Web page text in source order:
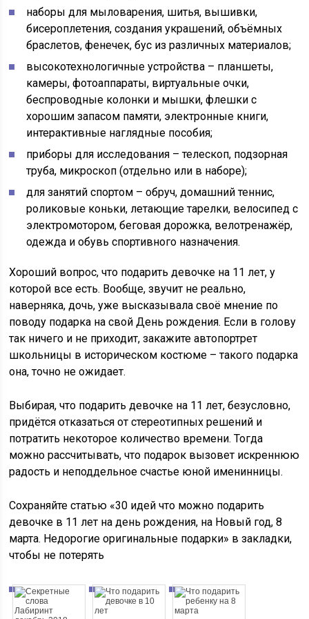
наборы для мыловарения, шитья, вышивки,
бисероплетения, создания украшений, объёмных
браслетов, фенечек, бус из различных материалов;
высокотехнологичные устройства – планшеты,
камеры, фотоаппараты, виртуальные очки,
беспроводные колонки и мышки, флешки с
хорошим запасом памяти, электронные книги,
интерактивные наглядные пособия;
приборы для исследования – телескоп, подзорная
труба, микроскоп (отдельно или в наборе);
для занятий спортом – обруч, домашний теннис,
роликовые коньки, летающие тарелки, велосипед с
электромотором, беговая дорожка, велотренажёр,
одежда и обувь спортивного назначения.
Хороший вопрос, что подарить девочке на 11 лет, у
которой все есть. Вообще, звучит не реально,
наверняка, дочь, уже высказывала своё мнение по
поводу подарка на свой День рождения. Если в голову
так ничего и не приходит, закажите автопортрет
школьницы в историческом костюме – такого подарка
она, точно не ожидает.
Выбирая, что подарить девочке на 11 лет, безусловно,
придётся отказаться от стереотипных решений и
потратить некоторое количество времени. Тогда
можно рассчитывать, что подарок вызовет искреннюю
радость и неподдельное счастье юной именинницы.
Сохраняйте статью «30 идей что можно подарить
девочке в 11 лет на день рождения, на Новый год, 8
марта. Недорогие оригинальные подарки» в закладки,
чтобы не потерять